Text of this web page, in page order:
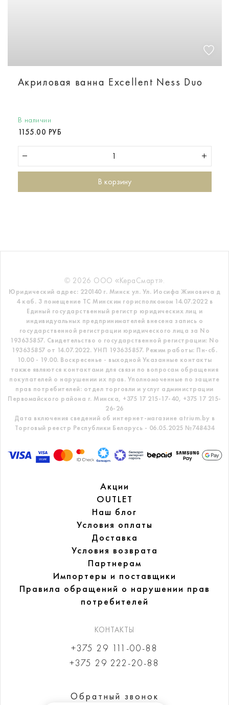
Акриловая ванна Excellent Ness Duo
В наличии
1155.00 РУБ
В корзину
© 2026 ООО «КераСмарт».
Юридический адрес: 220140 г. Минск ул. Ул. Иосифа Жиновича д
4 каб. 3 помещение ТС Минским горисполкомом 14.07.2022 в
Единый государственный регистр юридических лиц и
индивидуальных предпринимателей внесена запись о
государственной регистрации юридического лица за No
193635857. Свидетельство о государственной регистрации: No
193635857 от 14.07.2022. УНП 193635857. Режим работы: Пн-сб.
10.00 - 19.00. Воскресенье - выходной Указанные контакты
также являются контактами для связи по вопросам обращения
покупателей о нарушении их прав. Уполномоченные по защите
прав потребителей: отдел торговли и услуг администрации
Первомайского района г. Минска, +375 17 215-17-40, +375 17 215-
26-26
Дата включения сведений об интернет-магазине atrium.by в
Торговый реестр Республики Беларусь - 06.05.2025 №748434
Акции
OUTLET
Наш блог
Условия оплаты
Доставка
Условия возврата
Партнерам
Импортеры и поставщики
Правила обращений о нарушении прав
потребителей
КОНТАКТЫ
+375 29 111-00-88
+375 29 222-20-88
Обратный звонок